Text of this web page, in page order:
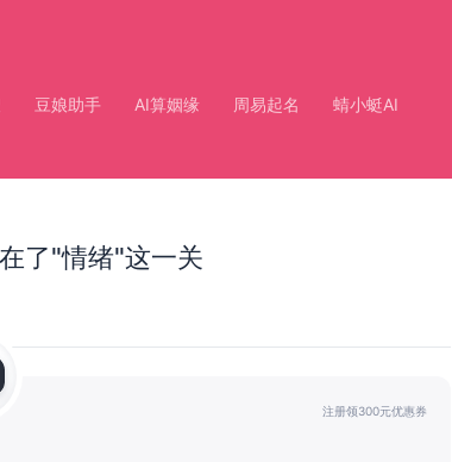
豆娘助手 AI算姻缘 周易起名 蜻小蜓AI
了"情绪"这一关
注册领300元优惠券